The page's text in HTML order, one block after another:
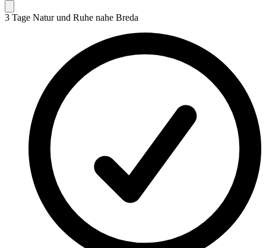
3 Tage Natur und Ruhe nahe Breda